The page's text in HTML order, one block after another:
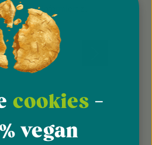
Angebote informiert zu
zur
und die AGBgelesen und bin
cookies -
vegan